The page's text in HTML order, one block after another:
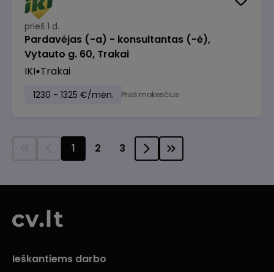
prieš 1 d.
Pardavėjas (-a) - konsultantas (-ė),
Vytauto g. 60, Trakai
IKI Trakai
1230 - 1325 €/mėn. Prieš mokesčius
1 2 3
Ieškantiems darbo